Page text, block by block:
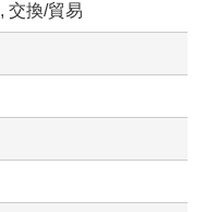
交換/貿易